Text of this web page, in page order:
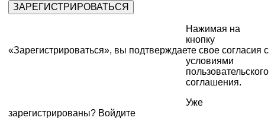
Нажимая на
кнопку
«Зарегистрироваться», вы подтверждаете свое согласия с
условиями
пользовательского
соглашения.
Уже
зарегистрированы? Войдите